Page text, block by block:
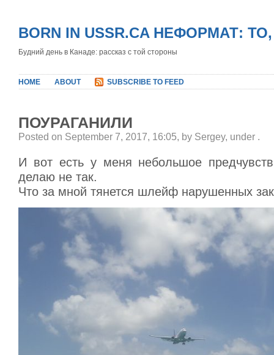
BORN IN USSR.CA НЕФОРМАТ:
Будний день в Канаде: рассказ с той стороны
HOME ABOUT SUBSCRIBE TO FEED
ПОУРАГАНИЛИ
Posted on September 7, 2017, 16:05, by Sergey, under .
И вот есть у меня небольшое
делаю не так.
Что за мной тянется шлейф нарушенных